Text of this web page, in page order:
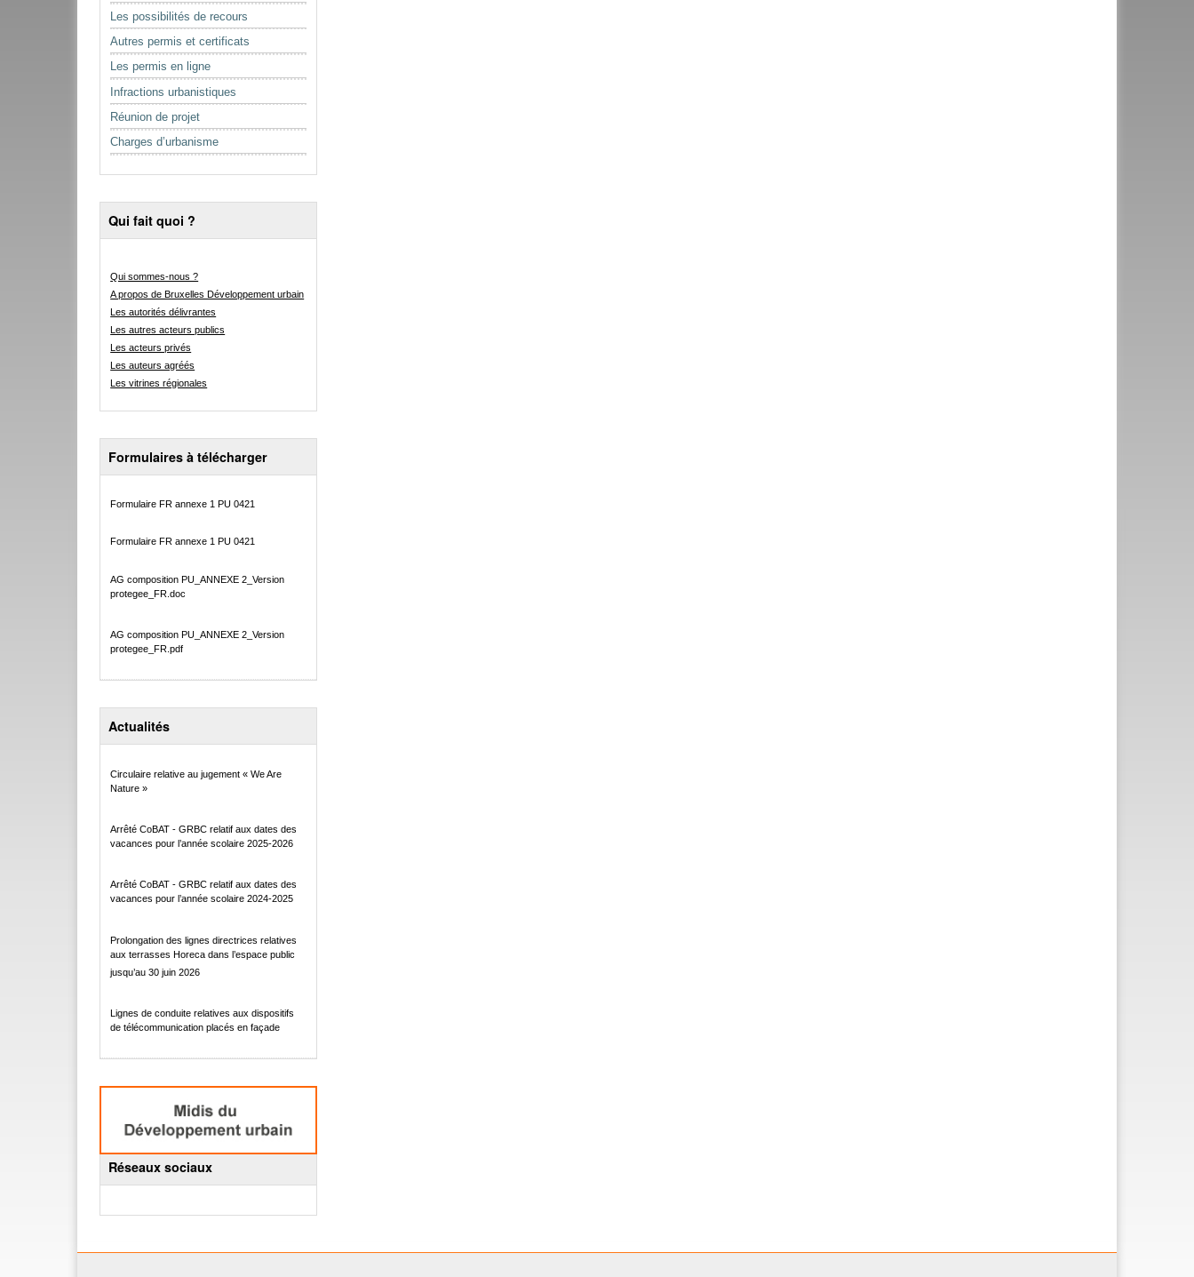
Les possibilités de recours
Autres permis et certificats
Les permis en ligne
Infractions urbanistiques
Réunion de projet
Charges d’urbanisme
Qui fait quoi ?
Qui sommes-nous ?
A propos de Bruxelles Développement urbain
Les autorités délivrantes
Les autres acteurs publics
Les acteurs privés
Les auteurs agréés
Les vitrines régionales
Formulaires à télécharger
Formulaire FR annexe 1 PU 0421
Formulaire FR annexe 1 PU 0421
AG composition PU_ANNEXE 2_Version
protegee_FR.doc
AG composition PU_ANNEXE 2_Version
protegee_FR.pdf
Actualités
Circulaire relative au jugement « We Are
Nature »
Arrêté CoBAT - GRBC relatif aux dates des
vacances pour l’année scolaire 2025-2026
Arrêté CoBAT - GRBC relatif aux dates des
vacances pour l’année scolaire 2024-2025
Prolongation des lignes directrices relatives
aux terrasses Horeca dans l’espace public
jusqu’au 30 juin 2026
Lignes de conduite relatives aux dispositifs
de télécommunication placés en façade
Réseaux sociaux